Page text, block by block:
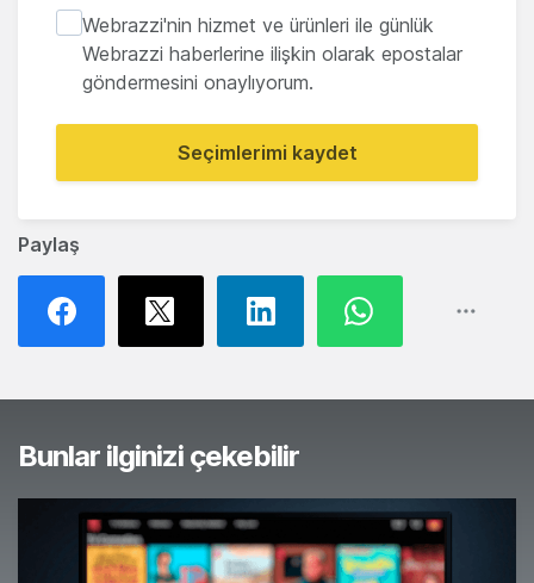
Paylaş
Webrazzi'nin hizmet ve ürünleri ile günlük
Webrazzi haberlerine ilişkin olarak epostalar
göndermesini onaylıyorum.
Seçimlerimi kaydet
Bunlar ilginizi çekebilir